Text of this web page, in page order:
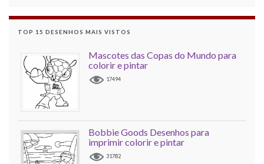
TOP 15 DESENHOS MAIS VISTOS
Mascotes das Copas do Mundo para
colorir e pintar
17494
Bobbie Goods Desenhos para
imprimir colorir e pintar
31782